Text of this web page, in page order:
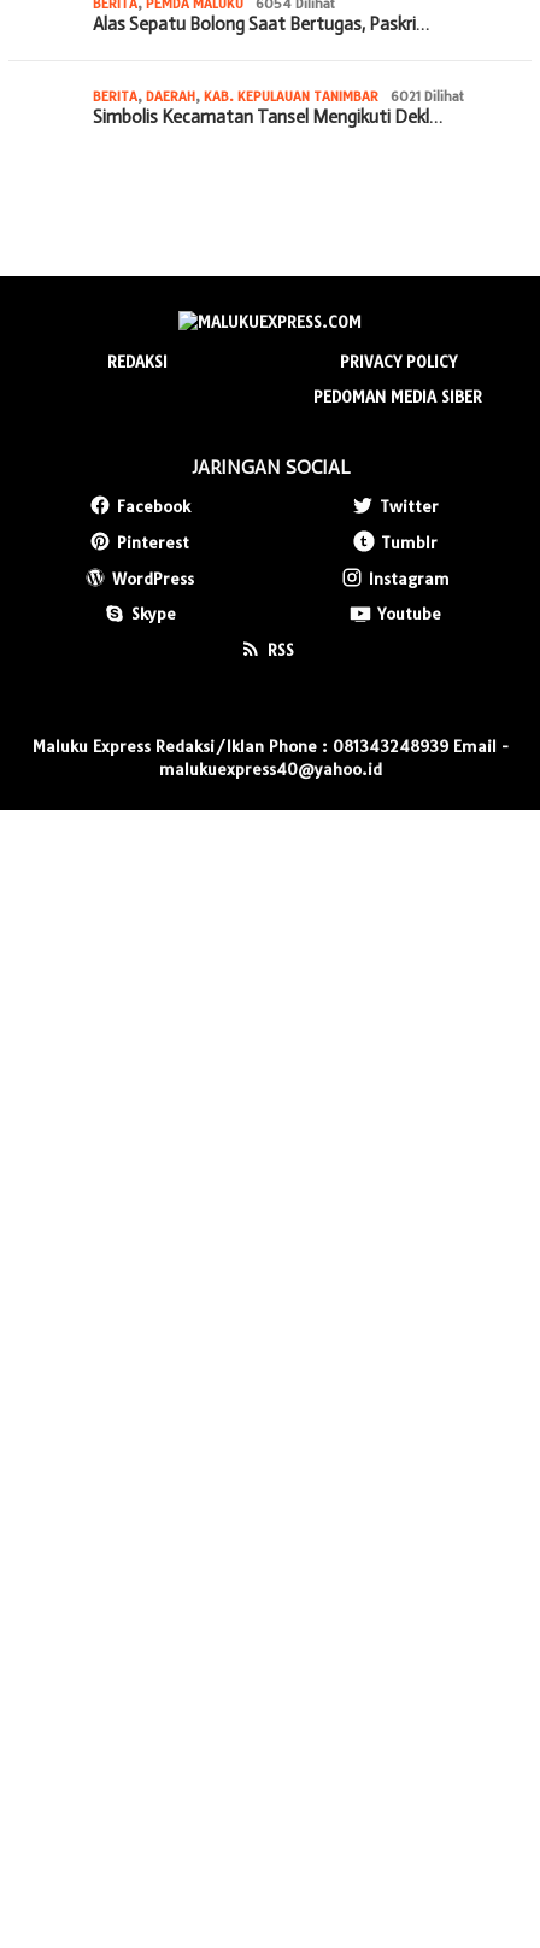
BERITA, PEMDA MALUKU 6054 Dilihat
Alas Sepatu Bolong Saat Bertugas, Paskri…
BERITA, DAERAH, KAB. KEPULAUAN TANIMBAR 6021 Dilihat
Simbolis Kecamatan Tansel Mengikuti Dekl…
REDAKSI
PRIVACY POLICY
PEDOMAN MEDIA SIBER
JARINGAN SOCIAL
Facebook
Twitter
Pinterest
Tumblr
WordPress
Instagram
Skype
Youtube
RSS
Maluku Express Redaksi/Iklan Phone : 081343248939 Email -
malukuexpress40@yahoo.id